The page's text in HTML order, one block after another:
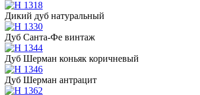
Дикий дуб натуральный
Дуб Санта-Фе винтаж
Дуб Шерман коньяк коричневый
Дуб Шерман антрацит